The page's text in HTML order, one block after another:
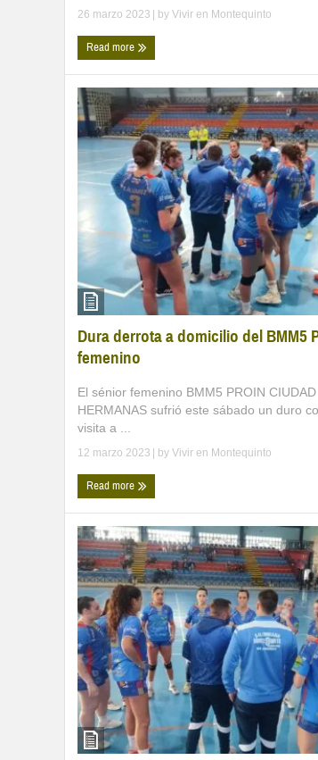
26 marzo 2023 | by Vivir en Montequinto
Read more
Dura derrota a domicilio del BMM5
femenino
El sénior femenino BMM5 PROIN
HERMANAS sufrió este sábado un duro
visita a ...
12 marzo 2023 | by Vivir en Montequinto
Read more